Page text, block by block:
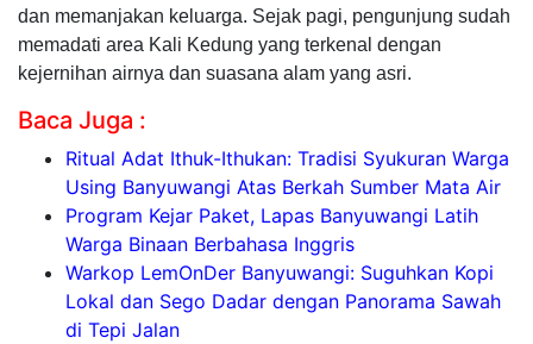
dan memanjakan keluarga. Sejak pagi, pengunjung sudah
memadati area Kali Kedung yang terkenal dengan
kejernihan airnya dan suasana alam yang asri.
Baca Juga :
Ritual Adat Ithuk-Ithukan: Tradisi Syukuran Warga
Using Banyuwangi Atas Berkah Sumber Mata Air
Program Kejar Paket, Lapas Banyuwangi Latih
Warga Binaan Berbahasa Inggris
Warkop LemOnDer Banyuwangi: Suguhkan Kopi
Lokal dan Sego Dadar dengan Panorama Sawah
di Tepi Jalan